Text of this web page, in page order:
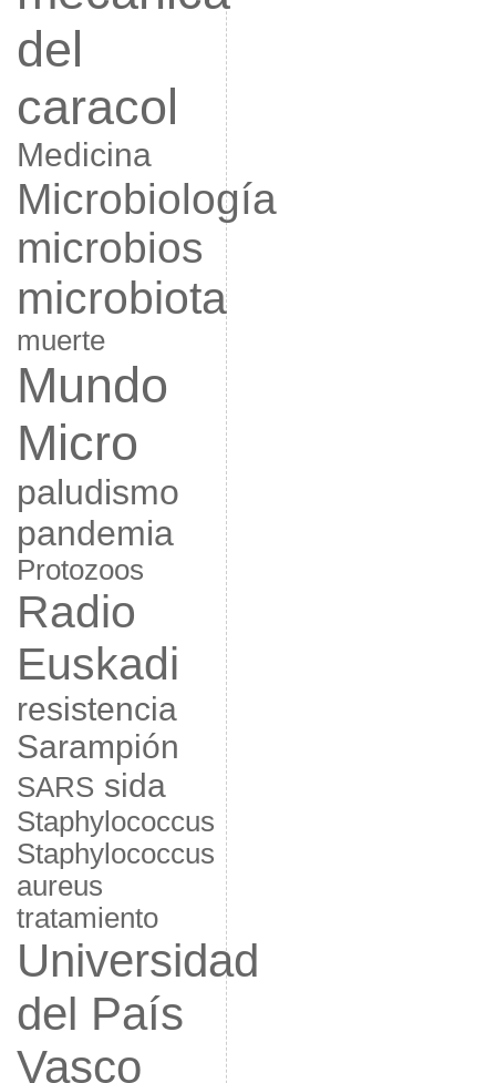
del
caracol
Medicina
Microbiología
microbios
microbiota
muerte
Mundo
Micro
paludismo
pandemia
Protozoos
Radio
Euskadi
resistencia
Sarampión
SARS sida
Staphylococcus
Staphylococcus
aureus
tratamiento
Universidad
del País
Vasco